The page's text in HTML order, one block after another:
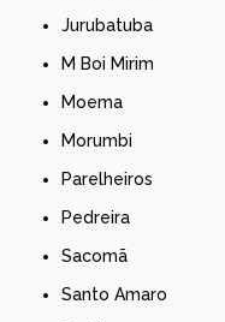
Jurubatuba
M Boi Mirim
Moema
Morumbi
Parelheiros
Pedreira
Sacomã
Santo Amaro